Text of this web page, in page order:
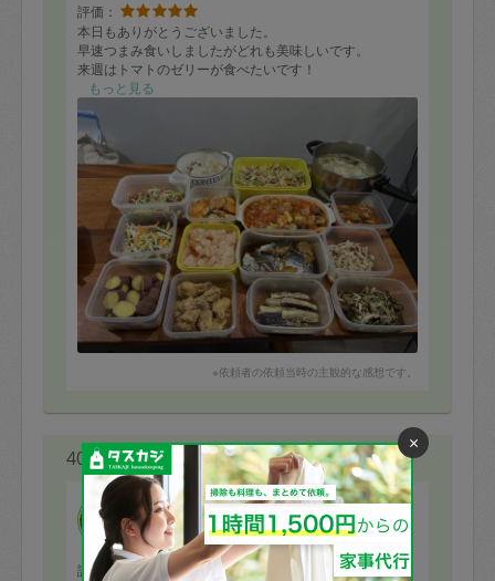
評価：
本日もありがとうございました。
早速つまみ食いしましたがどれも美味しいです。
来週はトマトのゼリーが食べたいです！
もっと見る
※依頼者の依頼当時の主観的な感想です。
40代 女性より
トクさん
評価：
×